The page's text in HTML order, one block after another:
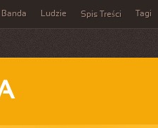
Banda Ludzie Spis Treści Tagi